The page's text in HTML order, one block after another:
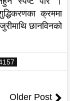
क्रममा
छानविनको
Older Post